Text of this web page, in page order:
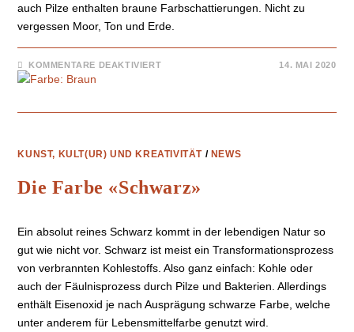
auch Pilze enthalten braune Farbschattierungen. Nicht zu
vergessen Moor, Ton und Erde.
KOMMENTARE DEAKTIVIERT 14. MAI 2020
KUNST, KULT(UR) UND KREATIVITÄT / NEWS
Die Farbe «Schwarz»
Ein absolut reines Schwarz kommt in der lebendigen Natur so
gut wie nicht vor. Schwarz ist meist ein Transformationsprozess
von verbrannten Kohlestoffs. Also ganz einfach: Kohle oder
auch der Fäulnisprozess durch Pilze und Bakterien. Allerdings
enthält Eisenoxid je nach Ausprägung schwarze Farbe, welche
unter anderem für Lebensmittelfarbe genutzt wird.